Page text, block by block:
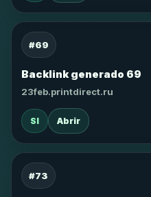
#69
Backlink generado 69
23feb.printdirect.ru
SI Abrir
#73